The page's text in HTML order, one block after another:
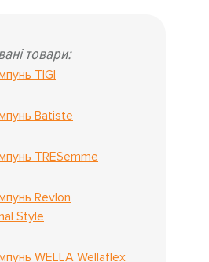
товари:
TIGI
Batiste
TRESemme
Revlon
Style
WELLA Wellaflex